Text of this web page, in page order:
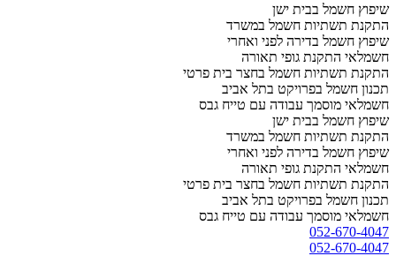
שיפוץ חשמל בבית ישן
התקנת תשתיות חשמל במשרד
שיפוץ חשמל בדירה לפני ואחרי
חשמלאי התקנת גופי תאורה
התקנת תשתיות חשמל בחצר בית פרטי
תכנון חשמל בפרויקט בתל אביב
חשמלאי מוסמך עבודה עם טייח גבס
שיפוץ חשמל בבית ישן
התקנת תשתיות חשמל במשרד
שיפוץ חשמל בדירה לפני ואחרי
חשמלאי התקנת גופי תאורה
התקנת תשתיות חשמל בחצר בית פרטי
תכנון חשמל בפרויקט בתל אביב
חשמלאי מוסמך עבודה עם טייח גבס
052-670-4047
052-670-4047